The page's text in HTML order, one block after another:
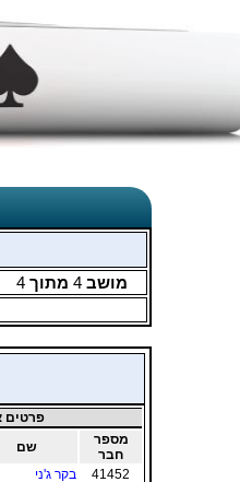
מושב4 מתוך4
פרטים
מספר
חבר
שם
41452
בקר ג'ני